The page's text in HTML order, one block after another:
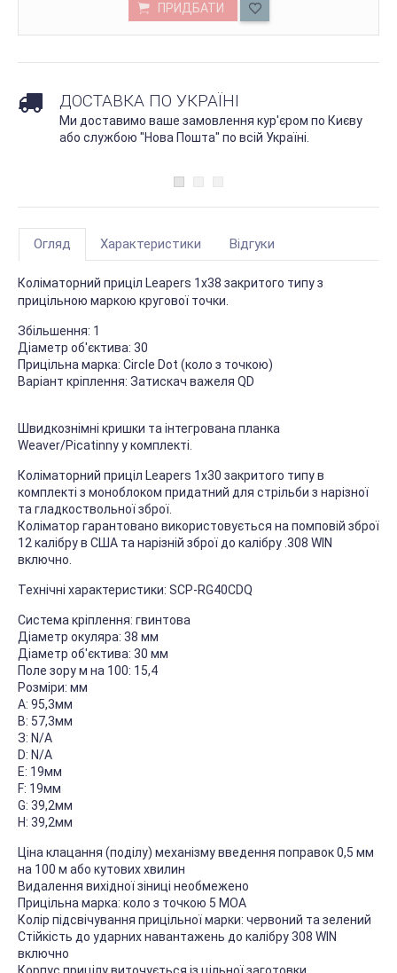
ПРИДБАТИ
ДОСТАВКА ПО УКРАЇНІ
Ми доставимо ваше замовлення кур'єром по Києву
або службою "Нова Пошта" по всій Україні.
Огляд Характеристики Відгуки
Коліматорний приціл Leapers 1х38 закритого типу з
прицільною маркою кругової точки.
Збільшення: 1
Діаметр об'єктива: 30
Прицільна марка: Circle Dot (коло з точкою)
Варіант кріплення: Затискач важеля QD
Швидкознімні кришки та інтегрована планка
Weaver/Picatinny у комплекті.
Коліматорний приціл Leapers 1х30 закритого типу в
комплекті з моноблоком придатний для стрільби з нарізної
та гладкоствольної зброї.
Коліматор гарантовано використовується на помповій зброї
12 калібру в США та нарізній зброї до калібру .308 WIN
включно.
Технічні характеристики: SCP-RG40CDQ
Система кріплення: гвинтова
Діаметр окуляра: 38 мм
Діаметр об'єктива: 30 мм
Поле зору м на 100: 15,4
Розміри: мм
А: 95,3мм
В: 57,3мм
З: N/A
D: N/A
E: 19мм
F: 19мм
G: 39,2мм
H: 39,2мм
Ціна клацання (поділу) механізму введення поправок 0,5 мм
на 100 м або кутових хвилин
Видалення вихідної зіниці необмежено
Прицільна марка: коло з точкою 5 МОА
Колір підсвічування прицільної марки: червоний та зелений
Стійкість до ударних навантажень до калібру 308 WIN
включно